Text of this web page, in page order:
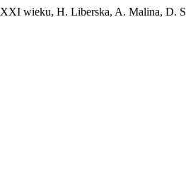
wieku, H. Liberska, A. Malina, D.